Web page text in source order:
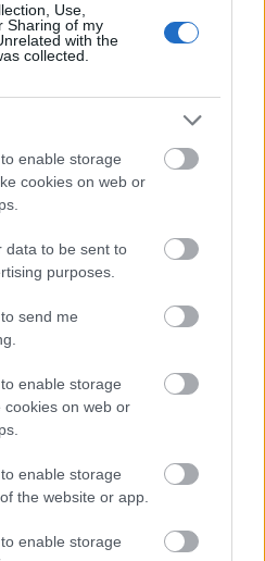
Use,
Sharing of my
with the
collected.
enable storage
cookies on web or
data to be sent to
purposes.
send me
enable storage
cookies on web or
enable storage
the website or app.
enable storage
cikkeit a Google hírekbenis!